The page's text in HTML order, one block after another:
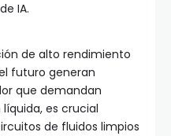
IA.
de alto rendimiento
futuro generan
que demandan
es crucial
de fluidos limpios